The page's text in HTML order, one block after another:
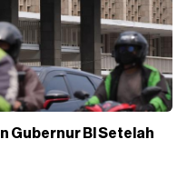
Gubernur BI Setelah